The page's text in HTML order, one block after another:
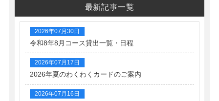
最新記事一覧
2026年07月30日
令和8年8月コース貸出一覧・日程
2026年07月17日
2026年夏のわくわくカードのご案内
2026年07月16日